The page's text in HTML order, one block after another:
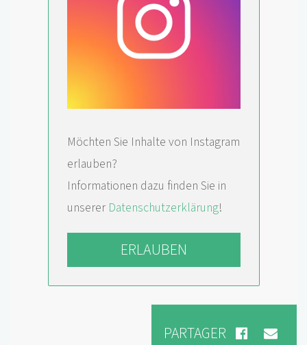
Möchten Sie Inhalte von Instagram
erlauben?
Informationen dazu finden Sie in
unserer Datenschutzerklärung!
ERLAUBEN
PARTAGER